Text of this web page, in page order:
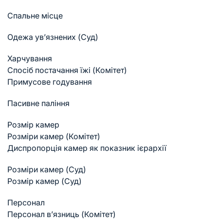
Спальне місце
Одежа ув’язнених (Суд)
Харчування
Спосіб постачання їжі (Комітет)
Примусове годування
Пасивне паління
Розмір камер
Розміри камер (Комітет)
Диспропорція камер як показник ієрархії
Розміри камер (Суд)
Розмір камер (Суд)
Персонал
Персонал в’язниць (Комітет)